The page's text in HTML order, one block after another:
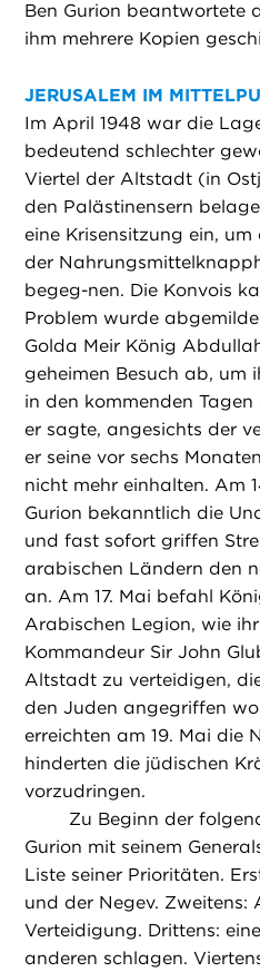
Ben Gurion beantwortete
ihm mehrere Kopien
JERUSALEM IM
Im April 1948 war die
bedeutend schlechter
Viertel der Altstadt (in
den Palästinensern
eine Krisensitzung ein,
der
begeg-nen. Die Konvois
Problem wurde
Golda Meir König
geheimen Besuch ab, um
in den kommenden
er sagte, angesichts der
er seine vor sechs
nicht mehr einhalten. Am
Gurion bekanntlich die
und fast sofort griffen
arabischen Ländern den
an. Am 17. Mai befahl
Arabischen Legion, wie
Kommandeur Sir John
Altstadt zu verteidigen,
den Juden angegriffen
erreichten am 19. Mai die
hinderten die jüdischen
vorzudringen.
Zu Beginn der
Gurion mit seinem
Liste seiner Prioritäten.
und der Negev.
Verteidigung. Drittens:
anderen schlagen.